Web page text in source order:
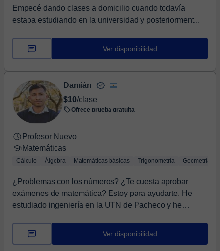
Empecé dando clases a domicilio cuando todavía
estaba estudiando en la universidad y posteriorment...
Ver disponibilidad
Damián
$10/clase
Ofrece prueba gratuita
Profesor Nuevo
Matemáticas
Cálculo Álgebra Matemáticas básicas Trigonometría Geometría
¿Problemas con los números? ¿Te cuesta aprobar
exámenes de matemática? Estoy para ayudarte. He
estudiado ingeniería en la UTN de Pacheco y he
Ver disponibilidad